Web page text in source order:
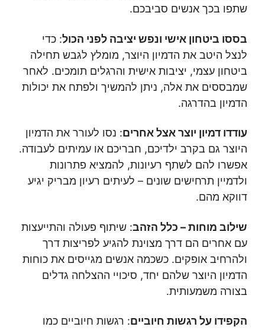
שתפו בכך אנשים סביבכם.
בססו ביטחון אישי ונפש יציבה לפני הכול: כדי
לנצל היטב את הדמיון היוצר, מומלץ לגבש תחילה
ביטחון עצמי, יציבות אישית והרגלים תומכים. לאחר
שמבססים את אלה, ניתן להמשיך ולפתח את יכולות
הדמיון בהדרגה.
עודדו דמיון יוצר אצל אחרים: נסו לעורר את הדמיון
היוצר גם בקרב ילדיכם, חבריכם או עמיתים לעבודה.
אפשרו להם לשתף רעיונות, להמציא פתרונות
ולדמיין תרחישים שונים – לעיתים רעיון מבריק יגיע
דווקא מהם.
שילוב מוחות – כלל הזהב: שיתוף פעולה והתייעצות
עם אחרים הם דרך מצוינת להגיע לפריצות דרך
ולהרחיב אופקים. כשכמה אנשים מגייסים את כוחות
הדמיון היוצר שלהם יחד, סיכויי ההצלחה גדלים
בצורה משמעותית.
הקפידו על רגשות חיוביים: רגשות חיוביים כמו